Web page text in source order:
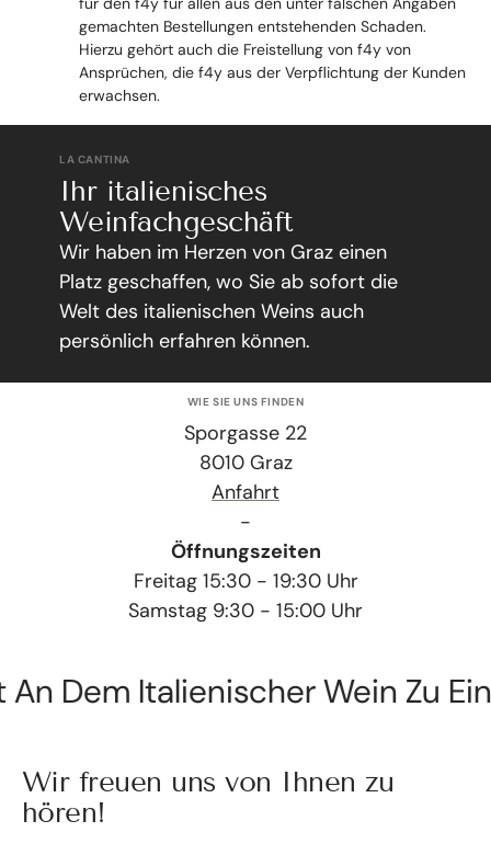
gemachten Bestellungen entstehenden Schaden.
Hierzu gehört auch die Freistellung von f4y von
Ansprüchen, die f4y aus der Verpflichtung der Kunden
erwachsen.
LA CANTINA
Ihr italienisches
Weinfachgeschäft
Wir haben im Herzen von Graz einen
Platz geschaffen, wo Sie ab sofort die
Welt des italienischen Weins auch
persönlich erfahren können.
WIE SIE UNS FINDEN
Sporgasse 22
8010 Graz
Anfahrt
-
Öffnungszeiten
Freitag 15:30 - 19:30 Uhr
Samstag 9:30 - 15:00 Uhr
Dem Italienischer Wein Zu
Wir freuen uns von Ihnen zu
hören!